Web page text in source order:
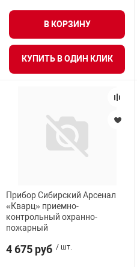
В КОРЗИНУ
КУПИТЬ В ОДИН КЛИК
Прибор Сибирский Арсенал
«Кварц» приемно-
контрольный охранно-
пожарный
4 675 руб / шт.